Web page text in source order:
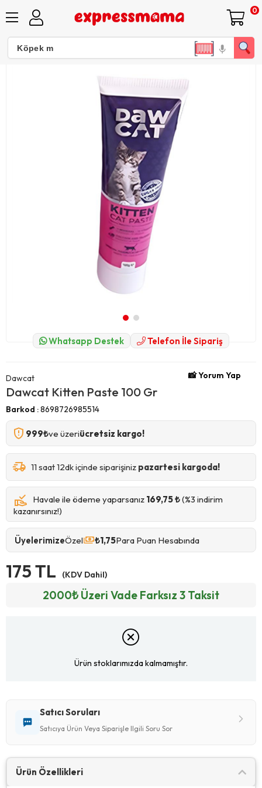
0
Whatsapp Destek Telefon İle Sipariş
Dawcat
Dawcat Kitten Paste 100 Gr
📸 Yorum Yap
Barkod :8698726985514
999₺ve üzeriücretsiz kargo!
11 saat 12dk içinde siparişiniz pazartesi kargoda!
Havale ile ödeme yaparsanız 169,75 ₺(%3 indirim
kazanırsınız!)
ÜyelerimizeÖzel ₺1,75Para Puan Hesabında
175 TL (KDV Dahil)
2000₺ Üzeri Vade Farksız 3 Taksit
Ürün stoklarımızda kalmamıştır.
Satıcı Soruları
Satıcıya Ürün Veya Siparişle Ilgili Soru Sor
Ürün Özellikleri